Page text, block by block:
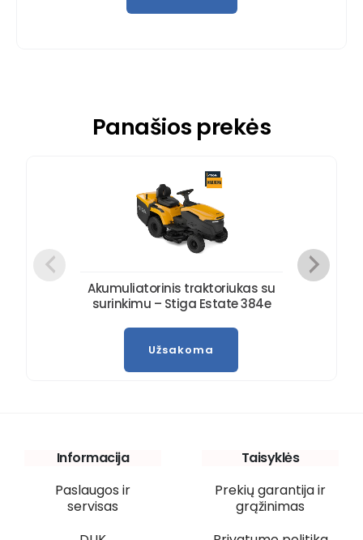
Panašios prekės
Akumuliatorinis traktoriukas su
surinkimu – Stiga Estate 384e
Užsakoma
Informacija
Paslaugos ir
servisas
Taisyklės
Prekių garantija ir
grąžinimas